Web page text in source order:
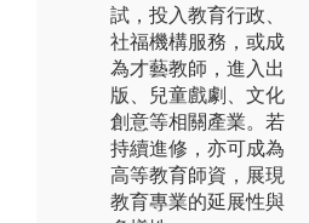
試，投入教育行政、
社福機構服務，或成
為才藝教師，進入出
版、兒童戲劇、文化
創意等相關產業。若
持續進修，亦可成為
高等教育師資，展現
教育專業的延展性與